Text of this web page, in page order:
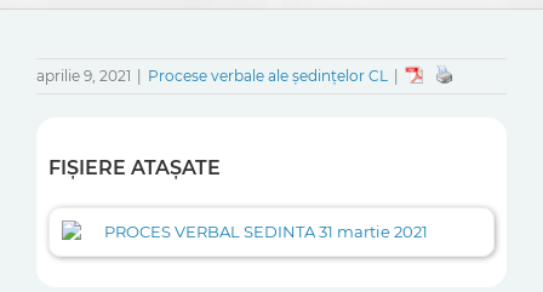
aprilie 9, 2021 Procese verbale ale ședințelor CL
FIȘIERE ATAȘATE
PROCES VERBAL SEDINTA 31 martie 2021